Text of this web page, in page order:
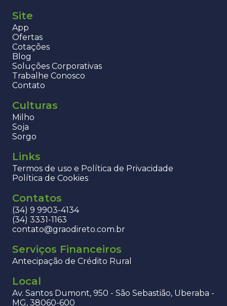
Site
App
Ofertas
Cotações
Blog
Soluções Corporativas
Trabalhe Conosco
Contato
Culturas
Milho
Soja
Sorgo
Links
Termos de uso e Política de Privacidade
Política de Cookies
Contatos
(34) 9 9903-4134
(34) 3331-1163
contato@graodireto.com.br
Serviços Financeiros
Antecipação de Crédito Rural
Local
Av. Santos Dumont, 950 - São Sebastião, Uberaba -
MG, 38060-600